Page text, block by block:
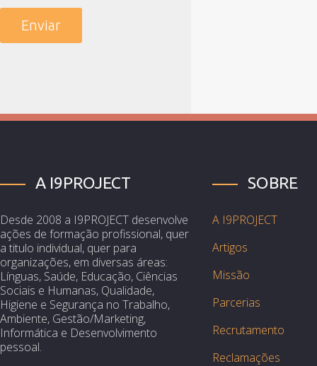
A I9PROJECT
Desde 2008 a I9PROJECT desenvolve
ações de formação profissional, quer
a titulo individual, quer para
organizações, em diversas áreas:
Línguas, Saúde, Educação, Ciências
Sociais e Humanas, Qualidade,
Higiene e Segurança no Trabalho,
Ambiente, Gestão/Marketing,
Informática e Desenvolvimento
pessoal.
SOBRE
A I9PROJECT
Artigos
Missão
Parcerias
Recrutamento
Reclamações